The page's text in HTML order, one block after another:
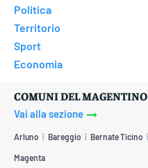
Politica
Territorio
Sport
Economia
COMUNI DEL MAGENTINO
Vai alla sezione
Arluno Bareggio Bernate Ticino
Magenta